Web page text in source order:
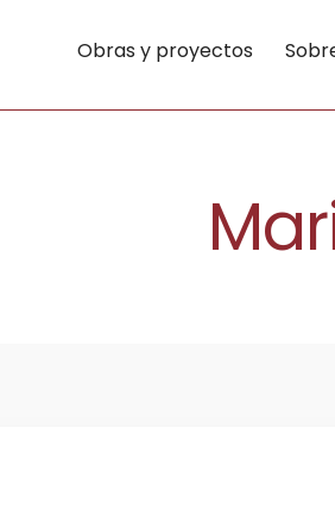
Obras y proyectos